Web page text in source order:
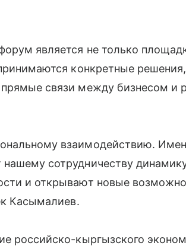
является не только
конкретные
связи между бизнесом и
взаимодействию.
сотрудничеству
и открывают новые
Касымалиев.
российско-кыргызского